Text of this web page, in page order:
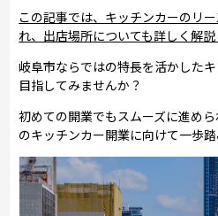
この記事では、キッチンカーのリ
れ、出店場所についても詳しく解説
岐阜市ならではの特長を活かした
目指してみませんか？
初めての開業でもスムーズに進め
のキッチンカー開業に向けて一歩踏